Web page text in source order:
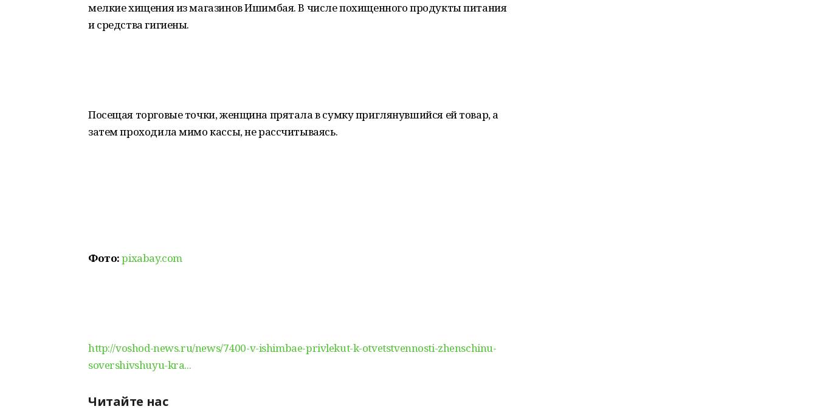
мелкие хищения из магазинов Ишимбая. В числе похищенного продукты питания
и средства гигиены.
Посещая торговые точки, женщина прятала в сумку приглянувшийся ей товар, а
затем проходила мимо кассы, не рассчитываясь.
Фото:pixabay.com
http://voshod-news.ru/news/7400-v-ishimbae-privlekut-k-otvetstvennosti-zhenschinu-
sovershivshuyu-kra...
Читайте нас